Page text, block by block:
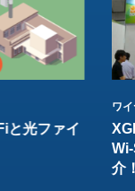
光ファイ
ワ
介